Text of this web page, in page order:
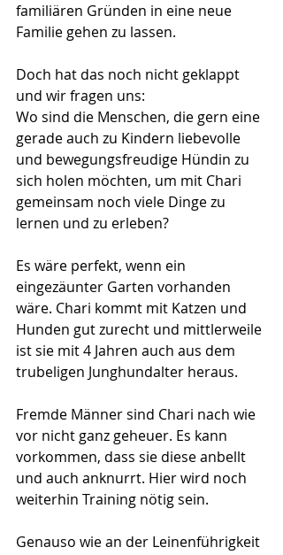
familiären Gründen in eine neue
Familie gehen zu lassen.
Doch hat das noch nicht geklappt
und wir fragen uns:
Wo sind die Menschen, die gern eine
gerade auch zu Kindern liebevolle
und bewegungsfreudige Hündin zu
sich holen möchten, um mit Chari
gemeinsam noch viele Dinge zu
lernen und zu erleben?
Es wäre perfekt, wenn ein
eingezäunter Garten vorhanden
wäre. Chari kommt mit Katzen und
Hunden gut zurecht und mittlerweile
ist sie mit 4 Jahren auch aus dem
trubeligen Junghundalter heraus.
Fremde Männer sind Chari nach wie
vor nicht ganz geheuer. Es kann
vorkommen, dass sie diese anbellt
und auch anknurrt. Hier wird noch
weiterhin Training nötig sein.
Genauso wie an der Leinenführigkeit